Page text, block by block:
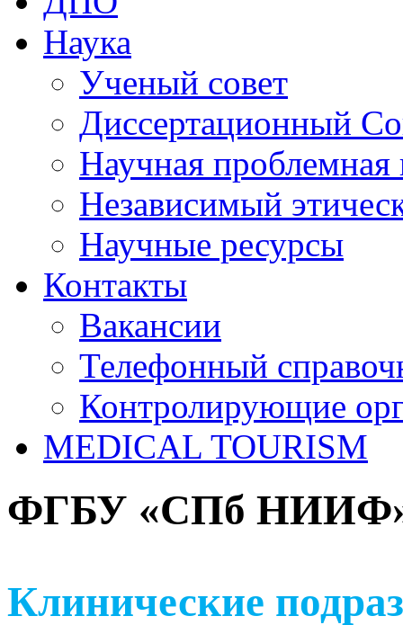
Наука
Ученый совет
Диссертационный
Научная проблемная
Независимый
Научные ресурсы
Контакты
Вакансии
Телефонный
Контролирующие
MEDICAL TOURISM
ФГБУ «СПб НИИФ»
Клинические